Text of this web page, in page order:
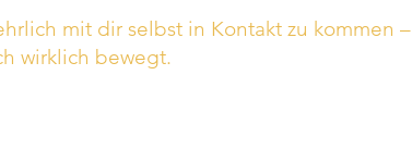
mit dir selbst in Kontakt zu kommen –
wirklich bewegt.